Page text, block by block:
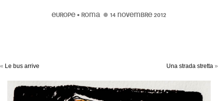
EUROPE • ROMA 14 NOVEMBRE 2012
« Le bus arrive Una strada stretta »